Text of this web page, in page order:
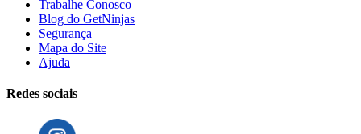
Trabalhe Conosco
Blog do GetNinjas
Segurança
Mapa do Site
Ajuda
Redes sociais